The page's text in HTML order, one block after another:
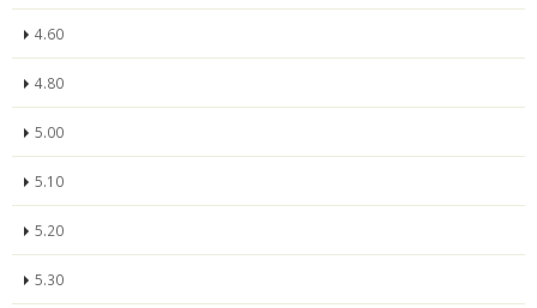
4.60
4.80
5.00
5.10
5.20
5.30